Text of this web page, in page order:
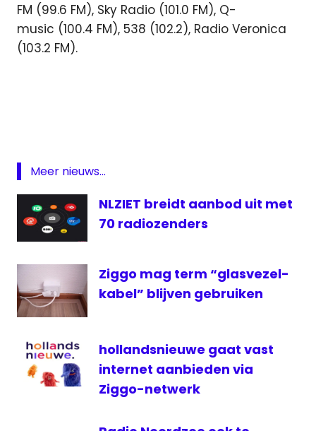
FM (99.6 FM), Sky Radio (101.0 FM), Q-
music (100.4 FM), 538 (102.2), Radio Veronica
(103.2 FM).
Featured
Hoogersmilde
radio
1
Sky
Radio
Meer nieuws...
NLZIET breidt aanbod uit met
70 radiozenders
Ziggo mag term “glasvezel-
kabel” blijven gebruiken
hollandsnieuwe gaat vast
internet aanbieden via
Ziggo-netwerk